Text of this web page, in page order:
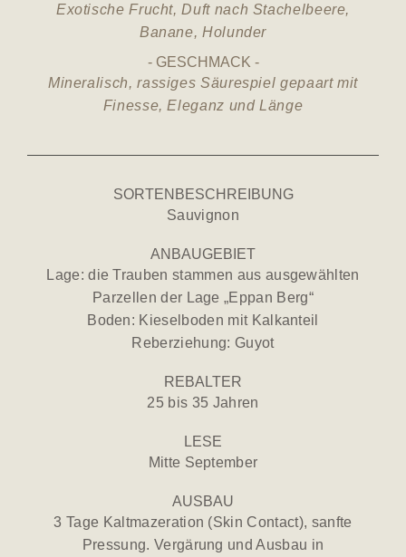
Exotische Frucht, Duft nach Stachelbeere,
Banane, Holunder
GESCHMACK
Mineralisch, rassiges Säurespiel gepaart mit
Finesse, Eleganz und Länge
SORTENBESCHREIBUNG
Sauvignon
ANBAUGEBIET
Lage: die Trauben stammen aus ausgewählten
Parzellen der Lage „Eppan Berg“
Boden: Kieselboden mit Kalkanteil
Reberziehung: Guyot
REBALTER
25 bis 35 Jahren
LESE
Mitte September
AUSBAU
3 Tage Kaltmazeration (Skin Contact), sanfte
Pressung. Vergärung und Ausbau in